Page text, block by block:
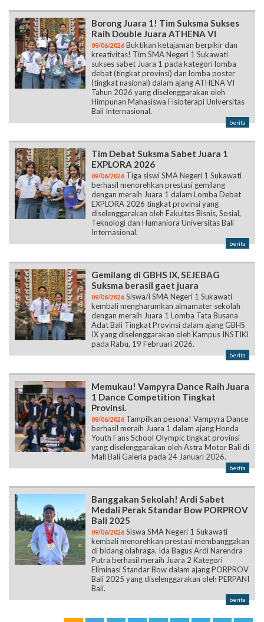
Borong Juara 1! Tim Suksma Sukses
Raih Double Juara ATHENA VI
09/06/2026 Buktikan ketajaman berpikir dan
kreativitas! Tim SMA Negeri 1 Sukawati
sukses sabet Juara 1 pada kategori lomba
debat (tingkat provinsi) dan lomba poster
(tingkat nasional) dalam ajang ATHENA VI
Tahun 2026 yang diselenggarakan oleh
Himpunan Mahasiswa Fisioterapi Universitas
Bali Internasional.
berita
Tim Debat Suksma Sabet Juara 1
EXPLORA 2026
09/06/2026 Tiga siswi SMA Negeri 1 Sukawati
berhasil menorehkan prestasi gemilang
dengan meraih Juara 1 dalam Lomba Debat
EXPLORA 2026 tingkat provinsi yang
diselenggarakan oleh Fakultas Bisnis, Sosial,
Teknologi dan Humaniora Universitas Bali
Internasional.
berita
Gemilang di GBHS IX, SEJEBAG
Suksma berasil gaet juara
09/06/2026 Siswa/i SMA Negeri 1 Sukawati
kembali mengharumkan almamater sekolah
dengan meraih Juara 1 Lomba Tata Busana
Adat Bali Tingkat Provinsi dalam ajang GBHS
IX yang diselenggarakan oleh Kampus INSTIKI
pada Rabu, 19 Februari 2026.
berita
Memukau! Vampyra Dance Raih Juara
1 Dance Competition Tingkat
Provinsi.
09/06/2026 Tampilkan pesona! Vampyra Dance
berhasil meraih Juara 1 dalam ajang Honda
Youth Fans School Olympic tingkat provinsi
yang diselenggarakan oleh Astra Motor Bali di
Mall Bali Galeria pada 24 Januari 2026.
berita
Banggakan Sekolah! Ardi Sabet
Medali Perak Standar Bow PORPROV
Bali 2025
09/06/2026 Siswa SMA Negeri 1 Sukawati
kembali menorehkan prestasi membanggakan
di bidang olahraga. Ida Bagus Ardi Narendra
Putra berhasil meraih Juara 2 Kategori
Eliminasi Standar Bow dalam ajang PORPROV
Bali 2025 yang diselenggarakan oleh PERPANI
Bali.
berita